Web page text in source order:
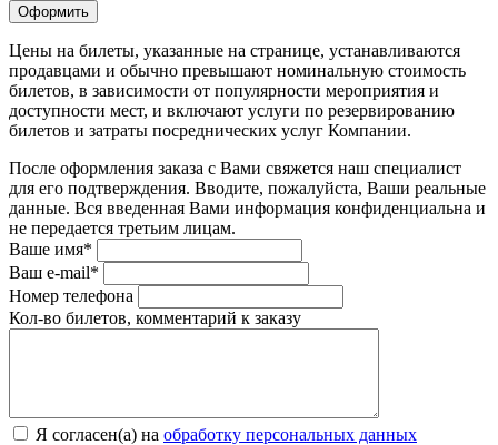
Оформить
Цены на билеты, указанные на странице, устанавливаются
продавцами и обычно превышают номинальную стоимость
билетов, в зависимости от популярности мероприятия и
доступности мест, и включают услуги по резервированию
билетов и затраты посреднических услуг Компании.
После оформления заказа с Вами свяжется наш специалист
для его подтверждения. Вводите, пожалуйста, Ваши реальные
данные. Вся введенная Вами информация конфиденциальна и
не передается третьим лицам.
Ваше имя*
Ваш e-mail*
Номер телефона
Кол-во билетов, комментарий к заказу
Я согласен(а) на обработку персональных данных